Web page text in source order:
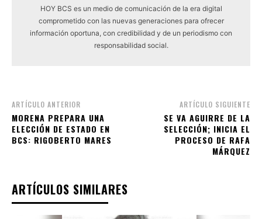
HOY BCS es un medio de comunicación de la era digital
comprometido con las nuevas generaciones para ofrecer
información oportuna, con credibilidad y de un periodismo con
responsabilidad social.
ARTÍCULO ANTERIOR
MORENA PREPARA UNA
ELECCIÓN DE ESTADO EN
BCS: RIGOBERTO MARES
ARTÍCULO SIGUIENTE
SE VA AGUIRRE DE LA
SELECCIÓN; INICIA EL
PROCESO DE RAFA
MÁRQUEZ
ARTÍCULOS SIMILARES